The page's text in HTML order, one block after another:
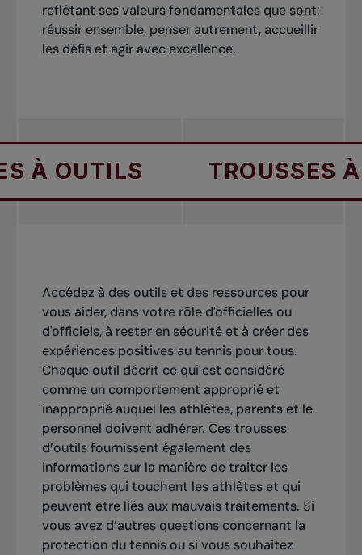
reflétant ses valeurs fondamentales que sont:
réussir ensemble, penser autrement, accueillir
les défis et agir avec excellence.
OUTILS TROUSSES À
Accédez à des outils et des ressources pour
vous aider, dans votre rôle d'officielles ou
d'officiels, à rester en sécurité et à créer des
expériences positives au tennis pour tous.
Chaque outil décrit ce qui est considéré
comme un comportement approprié et
inapproprié auquel les athlètes, parents et le
personnel doivent adhérer. Ces trousses
d’outils fournissent également des
informations sur la manière de traiter les
problèmes qui touchent les athlètes et qui
peuvent être liés aux mauvais traitements. Si
vous avez d’autres questions concernant la
protection du tennis ou si vous souhaitez